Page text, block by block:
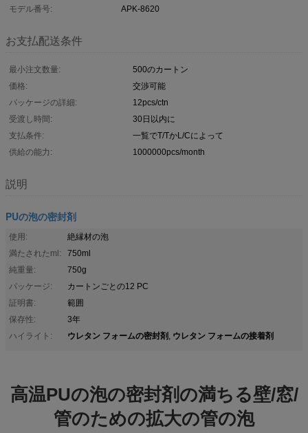
モデル番号:
APK-8620
お支払配送条件
最小注文数量:
500のカートン
価格:
交渉可能
パッケージの詳細:
12pcs/ctn
受渡し時間:
30日以内に
支払条件:
一覧でT/TかL/Cによって
供給の能力:
1000000pcs/month
説明
PUの泡の密封剤
使用:
絶縁材の泡
満たされたml:
750ml
純重量:
750g
パッケージ:
カートンごとの12 PC
証明書:
範囲
保存性:
3年
ハイライト:
ウレタン フォームの密封剤, ウレタン フォームの接着剤
高温PUの泡の密封剤の満ちる壁/窓/
管のための拡大の管の泡